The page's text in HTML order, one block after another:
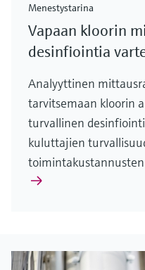
Menestystarina
Vapaan kloorin
desinfiointia
Analyyttinen
tarvitsemaan kloorin
turvallinen
kuluttajien
toimintakustannusten